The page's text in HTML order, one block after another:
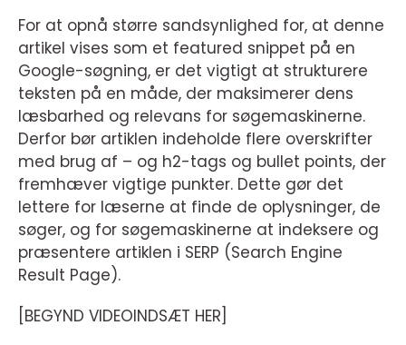
For at opnå større sandsynlighed for, at denne
artikel vises som et featured snippet på en
Google-søgning, er det vigtigt at strukturere
teksten på en måde, der maksimerer dens
læsbarhed og relevans for søgemaskinerne.
Derfor bør artiklen indeholde flere overskrifter
med brug af – og h2-tags og bullet points, der
fremhæver vigtige punkter. Dette gør det
lettere for læserne at finde de oplysninger, de
søger, og for søgemaskinerne at indeksere og
præsentere artiklen i SERP (Search Engine
Result Page).
[BEGYND VIDEOINDSÆT HER]